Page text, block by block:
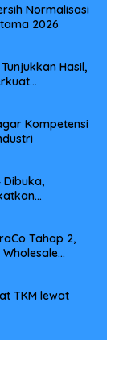
Normalisasi
2026
Hasil,
Kompetensi
Dibuka,
Tahap 2,
TKM lewat